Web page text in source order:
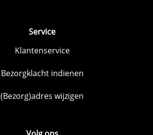
Service
Klantenservice
Bezorgklacht indienen
(Bezorg)adres wijzigen